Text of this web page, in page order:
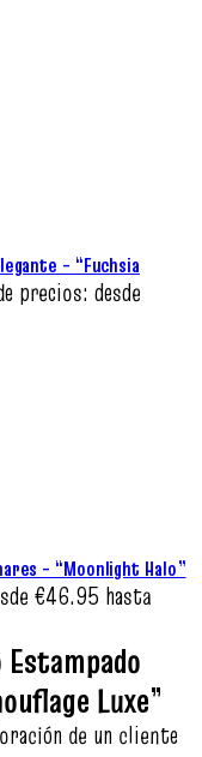
– “Fuchsia
precios: desde
– “Moonlight Halo”
€46.95 hasta
Luxe”
de un cliente